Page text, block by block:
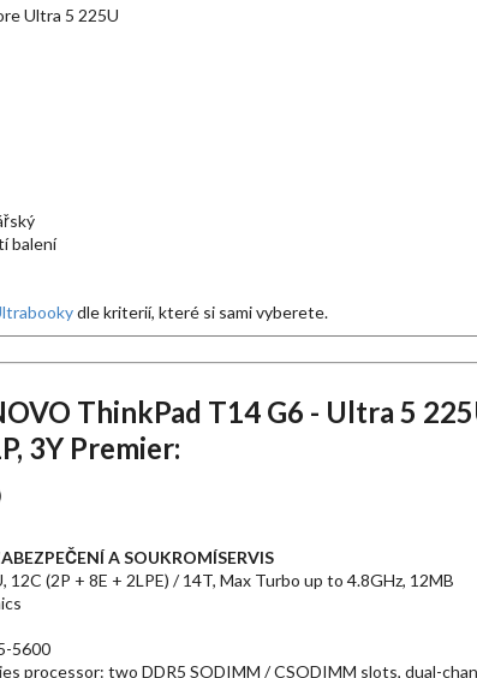
Ultra 5 225U
balení
dle kriterií, které si sami vyberete.
ThinkPad T14 G6 - Ultra 5
3Y Premier:
A SOUKROMÍSERVIS
(2P + 8E + 2LPE) / 14T, Max Turbo up to 4.8GHz, 12MB
5600
processor: two DDR5 SODIMM / CSODIMM slots, dual-